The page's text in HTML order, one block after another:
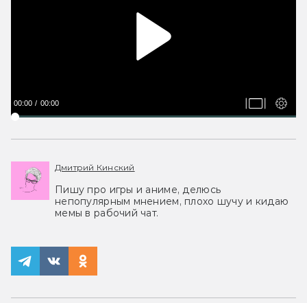
00:00 00:00
Дмитрий Кинский
Пишу про игры и аниме, делюсь
непопулярным мнением, плохо шучу и кидаю
мемы в рабочий чат.